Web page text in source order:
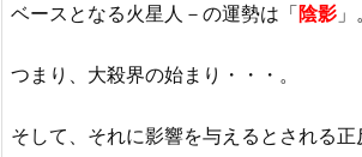
ベースとなる火星人－の運勢は「陰影 」。
つまり、大殺界の始まり・・・。
そして、それに影響を与えるとされる